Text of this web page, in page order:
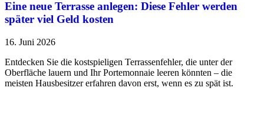
Eine neue Terrasse anlegen: Diese Fehler werden
später viel Geld kosten
16. Juni 2026
Entdecken Sie die kostspieligen Terrassenfehler, die unter der
Oberfläche lauern und Ihr Portemonnaie leeren könnten – die
meisten Hausbesitzer erfahren davon erst, wenn es zu spät ist.